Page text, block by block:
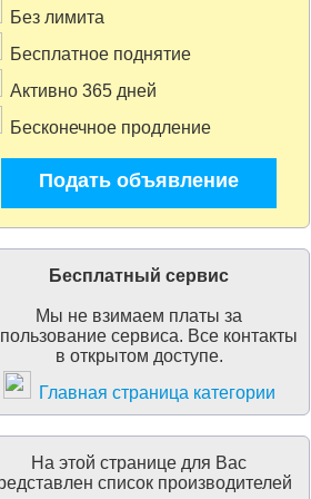
Без лимита
Бесплатное поднятие
Активно 365 дней
Бесконечное продление
Подать объявление
Бесплатный сервис
Мы не взимаем платы за
сервиса. Все контакты
в открытом доступе.
Главная страница категории
На этой странице для Вас
список производителей